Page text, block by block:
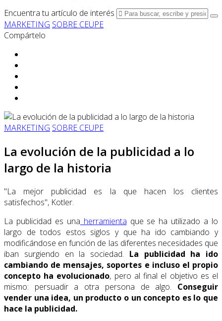
Encuentra tu artículo de interés
MARKETING SOBRE CEUPE
Compártelo
MARKETING SOBRE CEUPE
La evolución de la publicidad a lo
largo de la historia
"La mejor publicidad es la que hacen los clientes
satisfechos", Kotler.
La publicidad es una herramienta que se ha utilizado a lo
largo de todos estos siglos y que ha ido cambiando y
modificándose en función de las diferentes necesidades que
iban surgiendo en la sociedad. La publicidad ha ido
cambiando de mensajes, soportes e incluso el propio
concepto ha evolucionado, pero al final el objetivo es el
mismo: persuadir a otra persona de algo. Conseguir
vender una idea, un producto o un concepto es lo que
hace la publicidad.